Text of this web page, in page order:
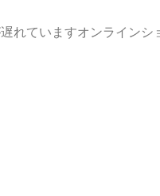
れていますオンラインシ